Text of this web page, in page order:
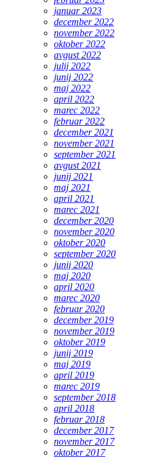
januar 2023
december 2022
november 2022
oktober 2022
avgust 2022
julij 2022
junij 2022
maj 2022
april 2022
marec 2022
februar 2022
december 2021
november 2021
september 2021
avgust 2021
junij 2021
maj 2021
april 2021
marec 2021
december 2020
november 2020
oktober 2020
september 2020
junij 2020
maj 2020
april 2020
marec 2020
februar 2020
december 2019
november 2019
oktober 2019
junij 2019
maj 2019
april 2019
marec 2019
september 2018
april 2018
februar 2018
december 2017
november 2017
oktober 2017